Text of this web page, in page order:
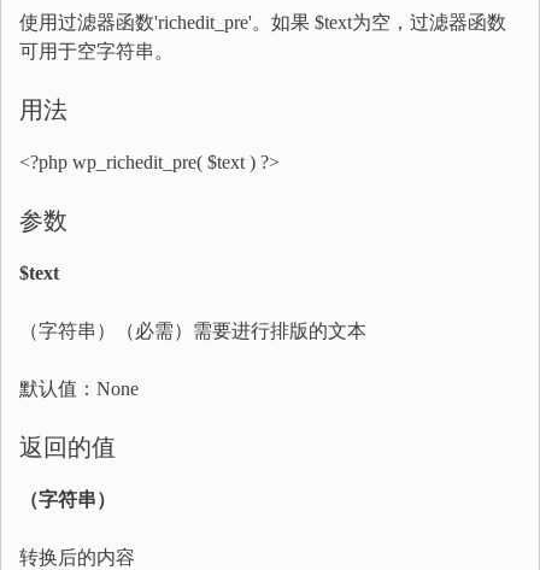
使用过滤器函数'richedit_pre'。如果 $text为空，过滤器函数
可用于空字符串。
用法
<?php wp_richedit_pre( $text ) ?>
参数
$text
（字符串）（必需）需要进行排版的文本
默认值：None
返回的值
（字符串）
转换后的内容